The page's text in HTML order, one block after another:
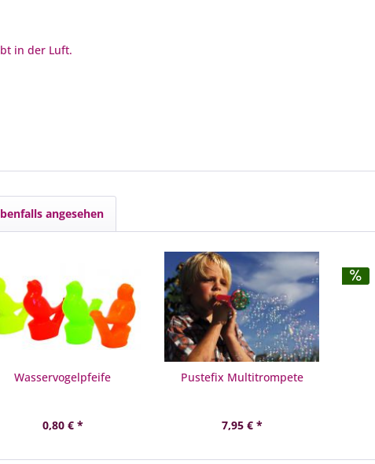
in der Luft.
angesehen
Wasservogelpfeife
0,80 € *
Pustefix Multitrompete
7,95 € *